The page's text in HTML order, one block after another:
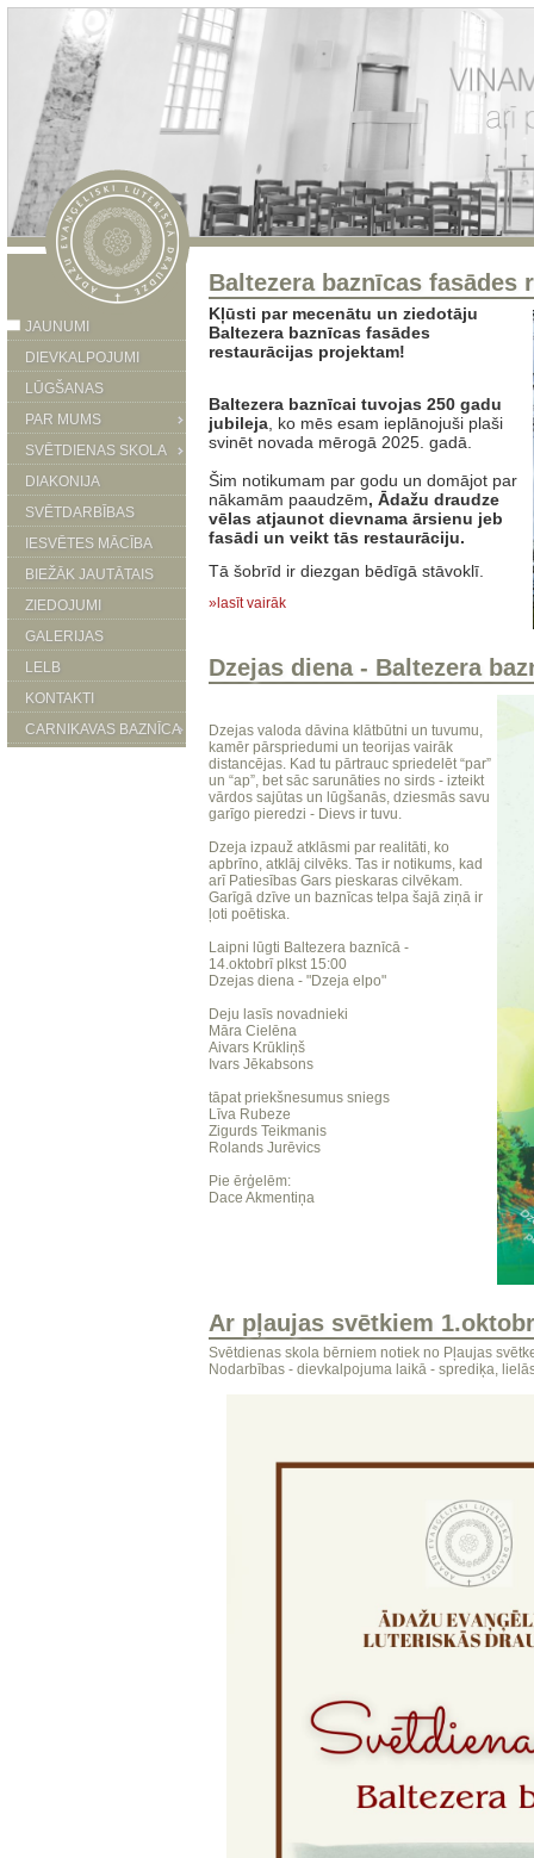
JAUNUMI
DIEVKALPOJUMI
LŪGŠANAS
PAR MUMS
SVĒTDIENAS SKOLA
DIAKONIJA
SVĒTDARBĪBAS
IESVĒTES MĀCĪBA
BIEŽĀK JAUTĀTAIS
ZIEDOJUMI
GALERIJAS
LELB
KONTAKTI
CARNIKAVAS BAZNĪCA
Baltezera baznīcas fasādes
Kļūsti par mecenātu un ziedotāju
Baltezera baznīcas fasādes
restaurācijas projektam!
Baltezera baznīcai tuvojas 250 gadu
jubileja , ko mēs esam ieplānojuši plaši
svinēt novada mērogā 2025. gadā.
Šim notikumam par godu un domājot par
nākamām paaudzēm, Ādažu draudze
vēlas atjaunot dievnama ārsienu jeb
fasādi un veikt tās restaurāciju.
Tā šobrīd ir diezgan bēdīgā stāvoklī.
»lasīt vairāk
Dzejas diena - Baltezera
Dzejas valoda dāvina klātbūtni un tuvumu,
kamēr pārspriedumi un teorijas vairāk
distancējas. Kad tu pārtrauc spriedelēt “par”
un “ap”, bet sāc sarunāties no sirds - izteikt
vārdos sajūtas un lūgšanās, dziesmās savu
garīgo pieredzi - Dievs ir tuvu.
Dzeja izpauž atklāsmi par realitāti, ko
apbrīno, atklāj cilvēks. Tas ir notikums, kad
arī Patiesības Gars pieskaras cilvēkam.
Garīgā dzīve un baznīcas telpa šajā ziņā ir
ļoti poētiska.
Laipni lūgti Baltezera baznīcā -
14.oktobrī plkst 15:00
Dzejas diena - "Dzeja elpo"
Deju lasīs novadnieki
Māra Cielēna
Aivars Krūkliņš
Ivars Jēkabsons
tāpat priekšnesumus sniegs
Līva Rubeze
Zigurds Teikmanis
Rolands Jurēvics
Pie ērģelēm:
Dace Akmentiņa
Ar pļaujas svētkiem
Svētdienas skola bērniem notiek no Pļaujas
Nodarbības - dievkalpojuma laikā - sprediķa,